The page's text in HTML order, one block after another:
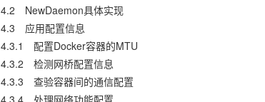
4.2 NewDaemon具体实现
4.3 应用配置信息
4.3.1 配置Docker容器的MTU
4.3.2 检测网桥配置信息
4.3.3 查验容器间的通信配置
4.3.4 处理网络功能配置